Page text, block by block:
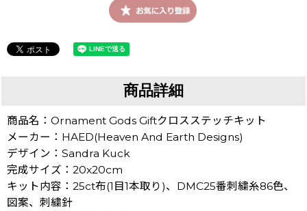
商品詳細
商品名：Ornament Gods Giftクロスステッチキット
メーカー：HAED(Heaven And Earth Designs)
デザイン：Sandra Kuck
完成サイズ：20x20cm
キット内容：25ct布(1目1本取り)、DMC25番刺繍糸86色、
図案、刺繍針